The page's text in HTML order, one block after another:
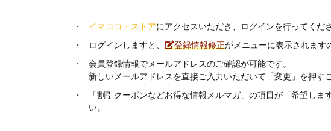
イマココ・ストアにアクセスいただき、ログインを行ってくださ
ログインしますと、
登録情報修正がメニューに表示されます
会員登録情報でメールアドレスのご確認が可能です。
新しいメールアドレスを直接ご入力いただいて「変更」を押す
「割引クーポンなどお得な情報メルマガ」の項目が「希望し
い。